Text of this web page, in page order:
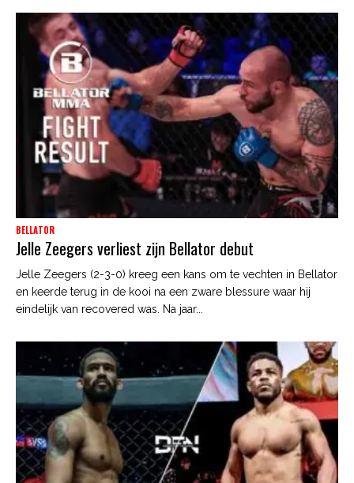
BELLATOR
Jelle Zeegers verliest zijn Bellator debut
Jelle Zeegers (2-3-0) kreeg een kans om te vechten in Bellator
en keerde terug in de kooi na een zware blessure waar hij
eindelijk van recovered was. Na jaar...